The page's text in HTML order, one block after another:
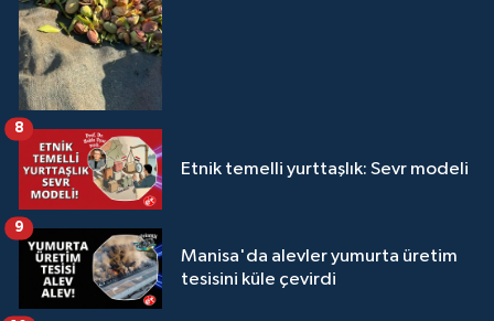
Etnik temelli yurttaşlık: Sevr modeli
8
Manisa'da alevler yumurta üretim
tesisini küle çevirdi
9